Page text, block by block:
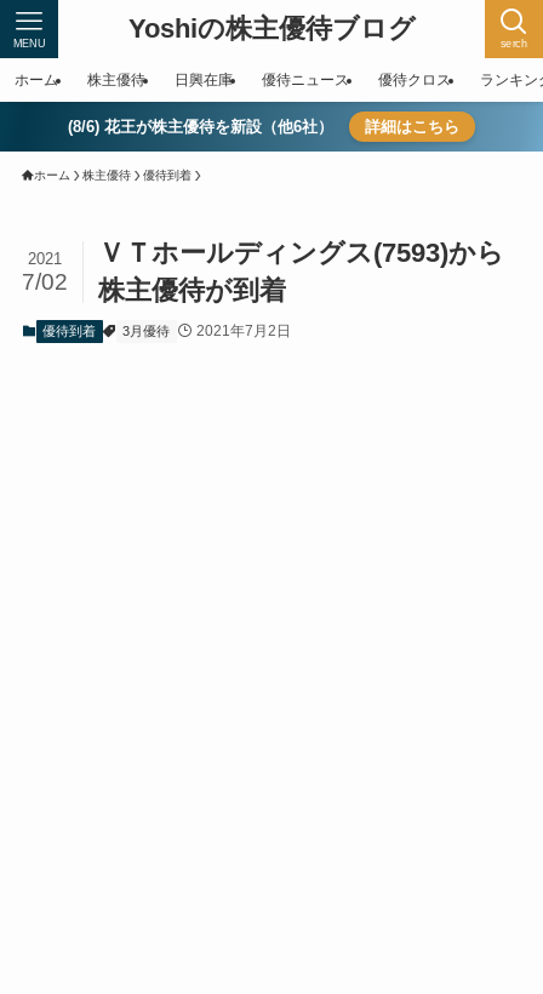
Yoshiの株主優待ブログ serch
MENU
ホーム 株主優待 日興在庫 優待ニュース 優待クロス ランキン
(8/6) 花王が株主優待を新設（他6社） 詳細はこちら
ホーム 株主優待 優待到着
ＶＴホールディングス(7593)から
株主優待が到着
2021
7/02
優待到着 3月優待 2021年7月2日